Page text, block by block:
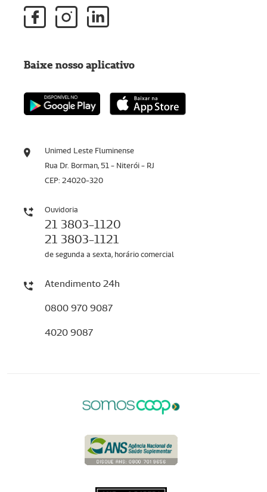
Unimed Leste Fluminense
Rua Dr. Borman, 51 - Niterói - RJ
CEP: 24020-320
Ouvidoria
21 3803-1120
21 3803-1121
de segunda a sexta, horário comercial
Atendimento 24h
0800 970 9087
4020 9087
Baixe nosso aplicativo